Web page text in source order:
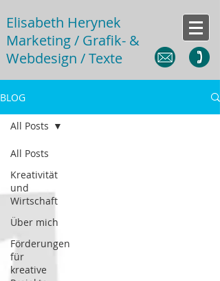
Elisabeth Herynek
Marketing / Grafik- &
Webdesign / Texte
BLOG
All Posts
Kreativität
und
Wirtschaft
Über mich
Förderungen
für
kreative
All Posts